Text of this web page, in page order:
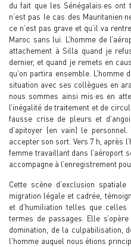
du fait que les Sénégalais·es ont
n’est pas le cas des
ce n’est pas grave et qu’il va
Maroc sans lui. L’homme de
attachement à Silla quand je
dernier, et quand je remets en
qu’on partira ensemble.
situation avec ses collègues en
nous sommes ainsi mis·es en
l’inégalité de traitement et de
fausse crise de pleurs et
d’apitoyer (en vain) le
accepter son sort. Vers 7 h, après
femme travaillant dans l’aéroport
accompagne à l’enregistrement
Cette scène d’exclusion
migration légale et cadrée,
et d'humiliation telles que celles
termes de passages. Elle
domination, de la culpabilisation,
l'homme auquel nous étions